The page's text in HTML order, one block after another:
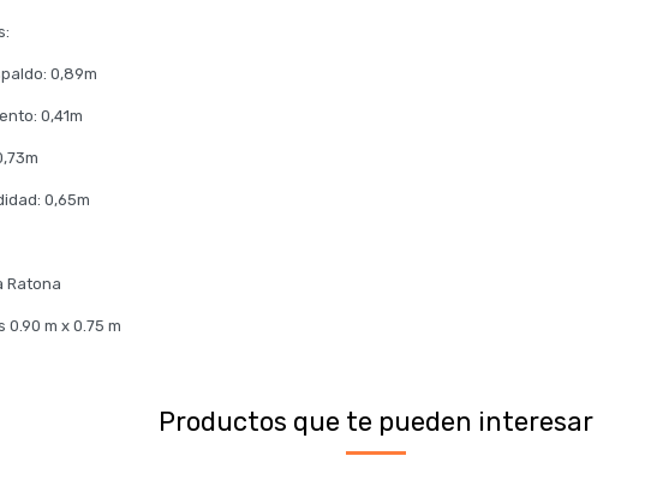
0,89m
0,41m
0,65m
Ratona
0.90 m x 0.75 m
Productos que te pueden interesar